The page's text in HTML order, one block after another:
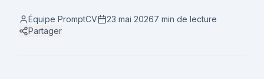
Équipe PromptCV 23 mai 20267 min de lecture
Partager